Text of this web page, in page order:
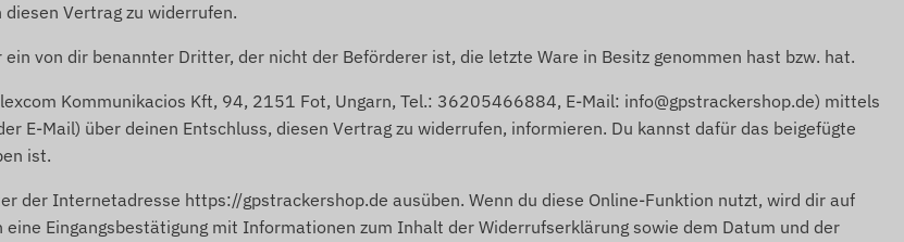
diesen Vertrag zu widerrufen.
von dir benannter Dritter, der nicht der Beförderer ist, die letzte Ware in Besitz genommen hast bzw. hat.
Kommunikacios Kft, 94, 2151 Fot, Ungarn, Tel.: 36205466884, E-Mail: info@gpstrackershop.de) mittels
E-Mail) über deinen Entschluss, diesen Vertrag zu widerrufen, informieren. Du kannst dafür das beigefügte
ist.
der Internetadresse https://gpstrackershop.de ausüben. Wenn du diese Online-Funktion nutzt, wird dir auf
Eingangsbestätigung mit Informationen zum Inhalt der Widerrufserklärung sowie dem Datum und der